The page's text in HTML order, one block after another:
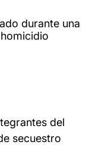
durante una
del
secuestro